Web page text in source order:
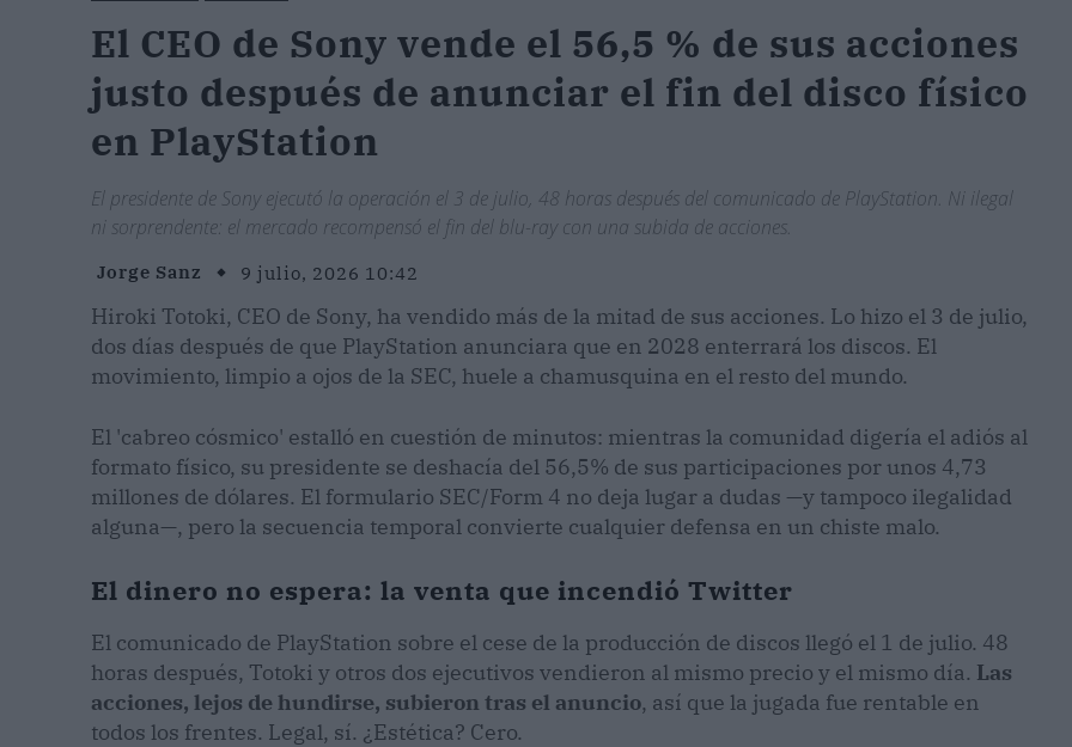
El CEO de Sony vende el 56,5 % de sus acciones
justo después de anunciar el fin del disco físico
en PlayStation
El presidente de Sony ejecutó la operación el 3 de julio, 48 horas después del comunicado de PlayStation. Ni ilegal
ni sorprendente: el mercado recompensó el fin del blu-ray con una subida de acciones.
Jorge Sanz 9 julio, 2026 10:42
Hiroki Totoki, CEO de Sony, ha vendido más de la mitad de sus acciones. Lo hizo el 3 de julio,
dos días después de que PlayStation anunciara que en 2028 enterrará los discos. El
movimiento, limpio a ojos de la SEC, huele a chamusquina en el resto del mundo.
El 'cabreo cósmico' estalló en cuestión de minutos: mientras la comunidad digería el adiós al
formato físico, su presidente se deshacía del 56,5% de sus participaciones por unos 4,73
millones de dólares. El formulario SEC/Form 4 no deja lugar a dudas —y tampoco ilegalidad
alguna—, pero la secuencia temporal convierte cualquier defensa en un chiste malo.
El dinero no espera: la venta que incendió Twitter
El comunicado de PlayStation sobre el cese de la producción de discos llegó el 1 de julio. 48
horas después, Totoki y otros dos ejecutivos vendieron al mismo precio y el mismo día. Las
acciones, lejos de hundirse, subieron tras el anuncio, así que la jugada fue rentable en
todos los frentes. Legal, sí. ¿Estética? Cero.